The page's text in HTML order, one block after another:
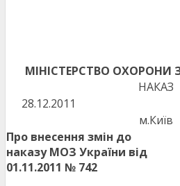
МІНІСТЕРСТВО ОХОРОНИ
НАКАЗ
28.12.2011
м.Київ
Про внесення змін до
наказу МОЗ України від
01.11.2011 № 742